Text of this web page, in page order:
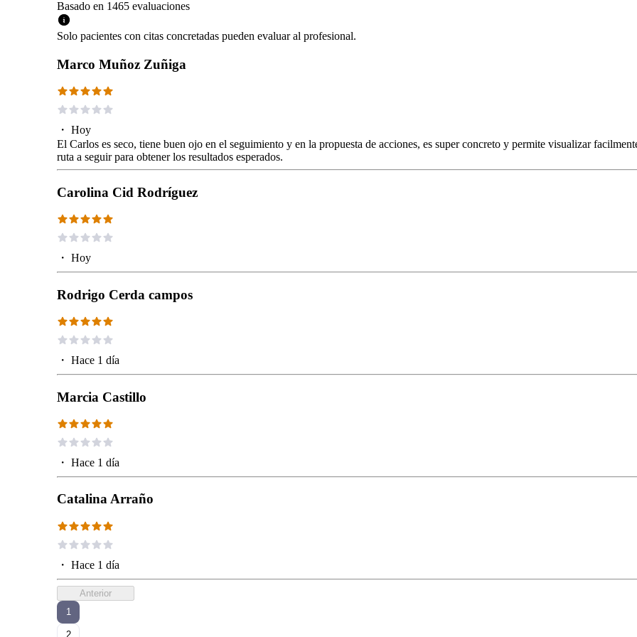
Basado en 1465 evaluaciones
Solo pacientes con citas concretadas pueden evaluar al profesional.
Marco Muñoz Zuñiga
・ Hoy
El Carlos es seco, tiene buen ojo en el seguimiento y en la propuesta de acciones, es super concreto y permite visualizar
ruta a seguir para obtener los resultados esperados.
Carolina Cid Rodríguez
・ Hoy
Rodrigo Cerda campos
・ Hace 1 día
Marcia Castillo
・ Hace 1 día
Catalina Arraño
・ Hace 1 día
Anterior
1
2